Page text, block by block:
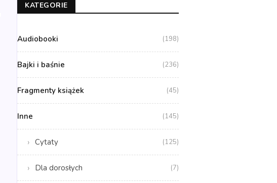
KATEGORIE
Audiobooki (198)
Bajki i baśnie (236)
Fragmenty książek (45)
Inne (145)
Cytaty (125)
Dla dorosłych (7)